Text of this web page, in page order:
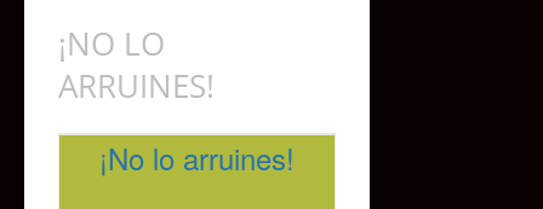
¡NO LO
ARRUINES!
¡No lo arruines!